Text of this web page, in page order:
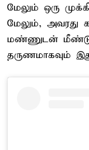
மேலும் ஒரு
மேலும்,
மண்ணுடன்
தருணமாகவும்